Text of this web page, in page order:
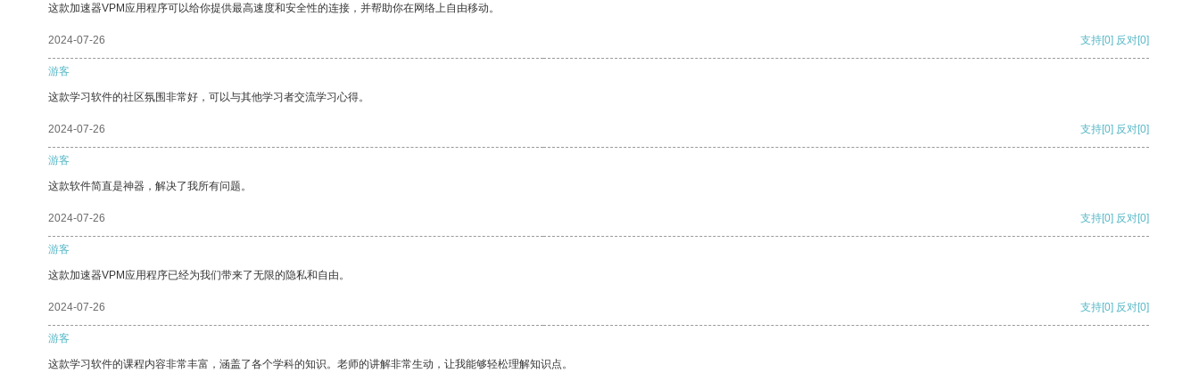
这款加速器VPM应用程序可以给你提供最高速度和安全性的连接，并帮助你在网络上自由移动。
2024-07-26 支持[0] 反对[0]
游客
这款学习软件的社区氛围非常好，可以与其他学习者交流学习心得。
2024-07-26 支持[0] 反对[0]
游客
这款软件简直是神器，解决了我所有问题。
2024-07-26 支持[0] 反对[0]
游客
这款加速器VPM应用程序已经为我们带来了无限的隐私和自由。
2024-07-26 支持[0] 反对[0]
游客
这款学习软件的课程内容非常丰富，涵盖了各个学科的知识。老师的讲解非常生动，让我能够轻松理解知识点。